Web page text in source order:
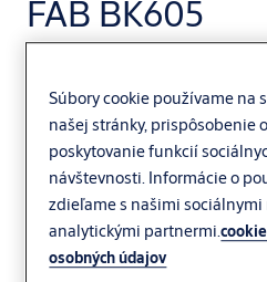
FAB BK605
Súbory cookie používame na
našej stránky, prispôsobenie
poskytovanie funkcií
návštevnosti. Informácie o
zdieľame s našimi
analytickými partnermi.
osobných údajov